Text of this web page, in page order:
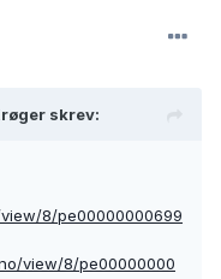
skrev:
8/pe00000000699
view/8/pe00000000